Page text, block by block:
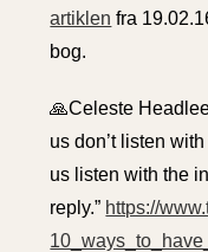
artiklen fra
bog.
🙏Celeste
us don’t listen
us listen with the
reply.” https://